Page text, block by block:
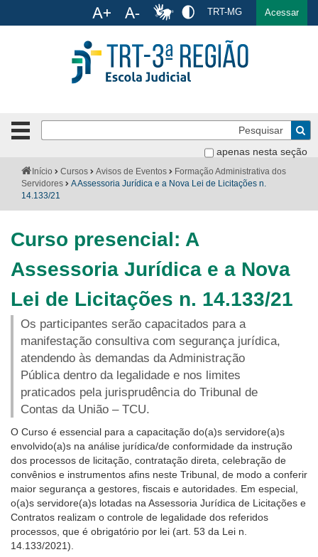
Ir para o menu Ir para a busca Ir para o rodapé
TRT-MG Acessar
Português
apenas nesta seção
Botão
de
clique
para
abrir
fechar
menu
Institucional
Formulários
Calendário
Cursos
Publicações
Notícias
Contato
Você
está
aqui:
Início Cursos Avisos de Eventos
Formação Administrativa dos
Servidores
A Assessoria Jurídica e a Nova Lei de Licitações n.
14.133/21
Curso presencial: A
Assessoria Jurídica e a Nova
Lei de Licitações n. 14.133/21
Os participantes serão capacitados para a
manifestação consultiva com segurança jurídica,
atendendo às demandas da Administração
Pública dentro da legalidade e nos limites
praticados pela jurisprudência do Tribunal de
Contas da União – TCU.
O Curso é essencial para a capacitação do(a)s servidore(a)s
envolvido(a)s na análise jurídica/de conformidade da instrução
dos processos de licitação, contratação direta, celebração de
convênios e instrumentos afins neste Tribunal, de modo a conferir
maior segurança a gestores, fiscais e autoridades. Em especial,
o(a)s servidore(a)s lotadas na Assessoria Jurídica de Licitações e
Contratos realizam o controle de legalidade dos referidos
processos, que é obrigatório por lei (art. 53 da Lei n.
14.133/2021).